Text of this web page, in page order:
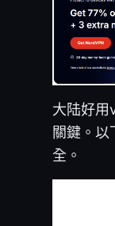
大陆好用
關鍵。以
全。